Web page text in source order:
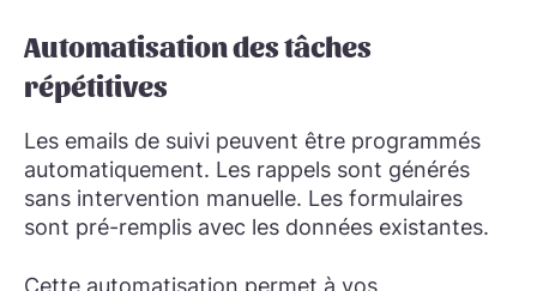
Automatisation des tâches
répétitives
Les emails de suivi peuvent être programmés
automatiquement. Les rappels sont générés
sans intervention manuelle. Les formulaires
sont pré-remplis avec les données existantes.
Cette automatisation permet à vos